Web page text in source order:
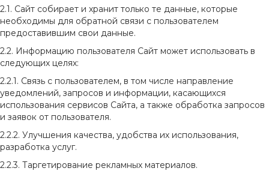
2.1. Сайт собирает и хранит только те данные, которые
необходимы для обратной связи с пользователем
предоставившим свои данные.
2.2. Информацию пользователя Сайт может использовать в
следующих целях:
2.2.1. Связь с пользователем, в том числе направление
уведомлений, запросов и информации, касающихся
использования сервисов Сайта, а также обработка запросов
и заявок от пользователя.
2.2.2. Улучшения качества, удобства их использования,
разработка услуг.
2.2.3. Таргетирование рекламных материалов.